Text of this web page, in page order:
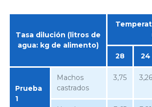
Tasa dilución (litros de
agua: kg de alimento)
28 24
Prueba
1
Machos
castrados
3,75 3,26